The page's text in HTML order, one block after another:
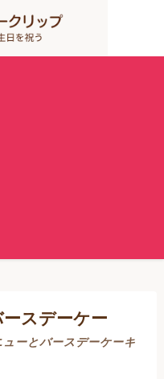
スデーケー
ーとバースデーケーキ